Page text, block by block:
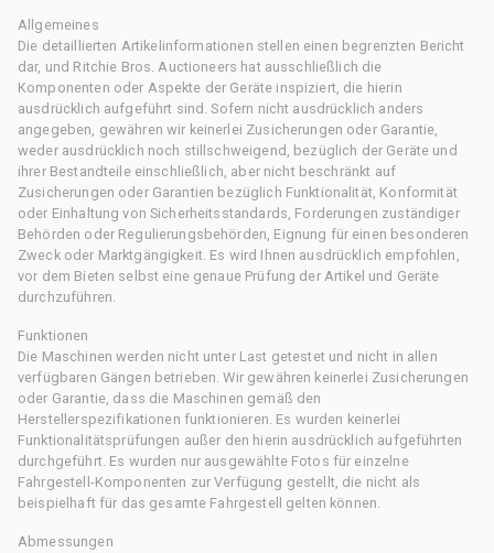
Allgemeines
Die detaillierten Artikelinformationen stellen einen begrenzten Bericht
dar, und Ritchie Bros. Auctioneers hat ausschließlich die
Komponenten oder Aspekte der Geräte inspiziert, die hierin
ausdrücklich aufgeführt sind. Sofern nicht ausdrücklich anders
angegeben, gewähren wir keinerlei Zusicherungen oder Garantie,
weder ausdrücklich noch stillschweigend, bezüglich der Geräte und
ihrer Bestandteile einschließlich, aber nicht beschränkt auf
Zusicherungen oder Garantien bezüglich Funktionalität, Konformität
oder Einhaltung von Sicherheitsstandards, Forderungen zuständiger
Behörden oder Regulierungsbehörden, Eignung für einen besonderen
Zweck oder Marktgängigkeit. Es wird Ihnen ausdrücklich empfohlen,
vor dem Bieten selbst eine genaue Prüfung der Artikel und Geräte
durchzuführen.
Funktionen
Die Maschinen werden nicht unter Last getestet und nicht in allen
verfügbaren Gängen betrieben. Wir gewähren keinerlei Zusicherungen
oder Garantie, dass die Maschinen gemäß den
Herstellerspezifikationen funktionieren. Es wurden keinerlei
Funktionalitätsprüfungen außer den hierin ausdrücklich aufgeführten
durchgeführt. Es wurden nur ausgewählte Fotos für einzelne
Fahrgestell-Komponenten zur Verfügung gestellt, die nicht als
beispielhaft für das gesamte Fahrgestell gelten können.
Abmessungen